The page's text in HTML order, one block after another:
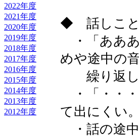
2022年度
2021年度
2020年度
2019年度
2018年度
2017年度
2016年度
2015年度
2014年度
2013年度
2012年度
◆ 話しこと
・「ああ
めや途中の
繰り返し
・「・・
て出にくい。
・話の途